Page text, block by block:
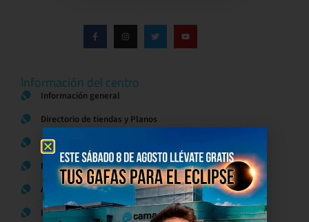
Información del centro
Información general
Directorio de tiendas y Planos
Contacto
Política de Privacidad
Aviso Legal
Política de Cookies